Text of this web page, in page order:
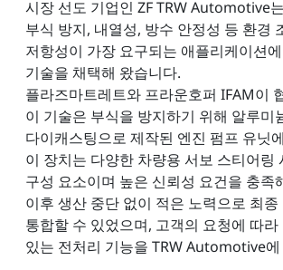
시장 선도 기업인 ZF TRW Automotive
부식 방지, 내열성, 방수 안정성 등 환경
저항성이 가장 요구되는 애플리케이션
기술을 채택해 왔습니다.
플라즈마트레트와 프라운호퍼 IFAM이
이 기술은 부식을 방지하기 위해 알루미
다이캐스팅으로 제작된 엔진 펌프 유닛
이 장치는 다양한 차량용 서보 스티어링
구성 요소이며 높은 신뢰성 요건을 충족
이후 생산 중단 없이 적은 노력으로 최종
통합할 수 있었으며, 고객의 요청에 따
있는 전처리 기능을 TRW Automotive